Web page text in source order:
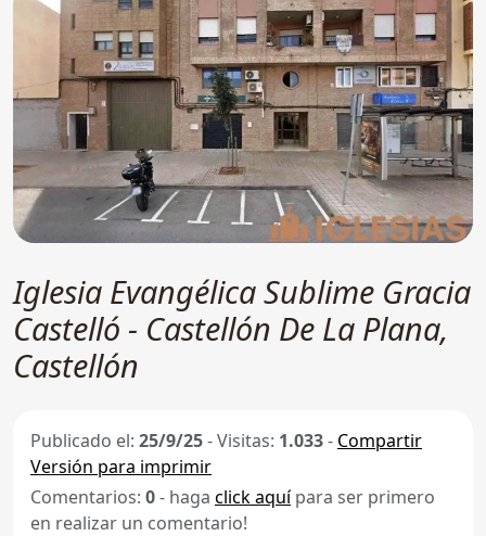
Iglesia Evangélica Sublime Gracia
Castelló - Castellón De La Plana,
Castellón
Publicado el: 25/9/25-Visitas: 1.033- Compartir
Versión para imprimir
Comentarios: 0- haga click aquípara ser primero
en realizar un comentario!